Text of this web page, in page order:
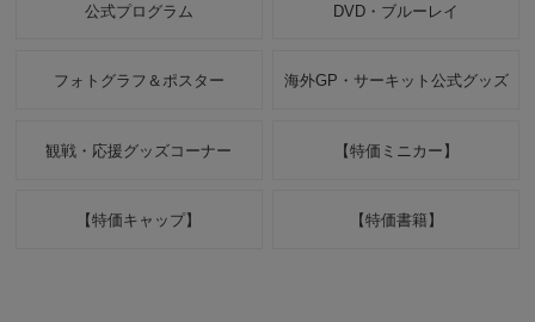
公式プログラム DVD・ブルーレイ
フォトグラフ＆ポスター 海外GP・サーキット公式グッズ
観戦・応援グッズコーナー 【特価ミニカー】
【特価キャップ】 【特価書籍】